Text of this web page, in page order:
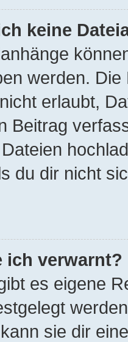
keine
werden.
erlaubt,
Beitrag
du dir nicht
ich verwarnt?
es eigene
sie dir